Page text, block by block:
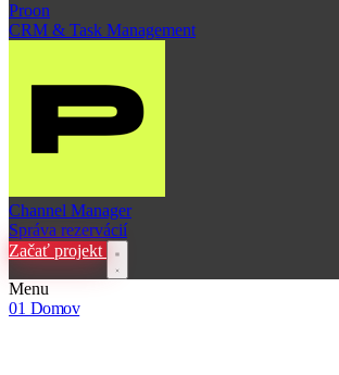
Proon
CRM & Task Management
Channel Manager
Správa rezervácií
Začať projekt
Menu
01 Domov